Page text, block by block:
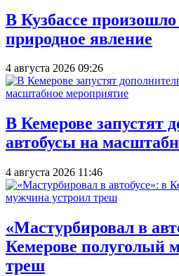
В Кузбассе
природное явление
4 августа 2026 09:26
В Кемерове запустят
автобусы на
4 августа 2026 11:46
«Мастурбировал в
Кемерове полуголый
треш